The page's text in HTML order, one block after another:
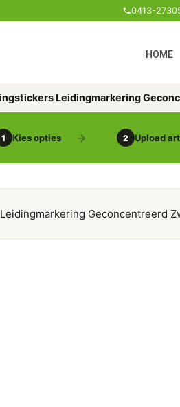
0413-
HOME
Leidingmarkering
1 Kies opties 2 Upload